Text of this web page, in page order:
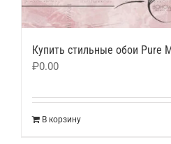
Купить стильные обои Pure
₽0.00
В корзину